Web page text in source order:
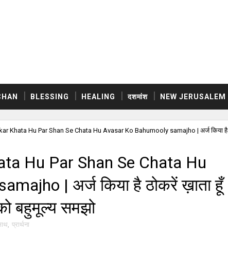
BLESSING HEALING दशमांश NEW JERUSALEM
Khata Hu Par Shan Se Chata Hu Avasar Ko Bahumooly samajho | अर्ज किया है
Hu Par Shan Se Chata Hu
| अर्ज किया है ठोकरें ख़ाता हूँ
बहुमूल्य समझो
, प्रार्थना